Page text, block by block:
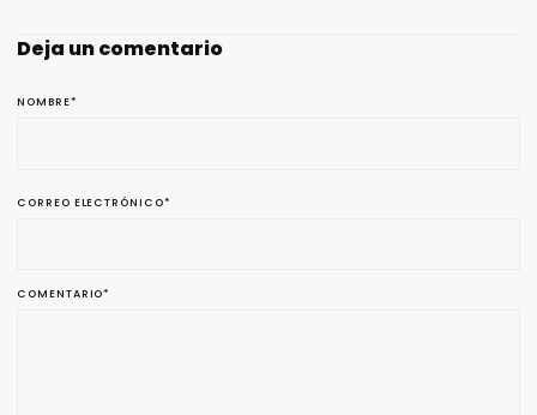
Deja un comentario
NOMBRE*
CORREO ELECTRÓNICO*
COMENTARIO*